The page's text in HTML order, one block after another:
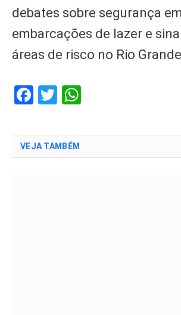
debates sobre segurança em
embarcações de lazer e
áreas de risco no Rio
Facebook
Twitter
VEJA TAMBÉM